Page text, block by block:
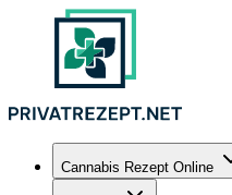
Cannabis Rezept Online